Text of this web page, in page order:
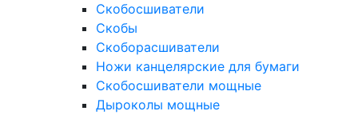
Скобосшиватели
Скобы
Скоборасшиватели
Ножи канцелярские для бумаги
Скобосшиватели мощные
Дыроколы мощные